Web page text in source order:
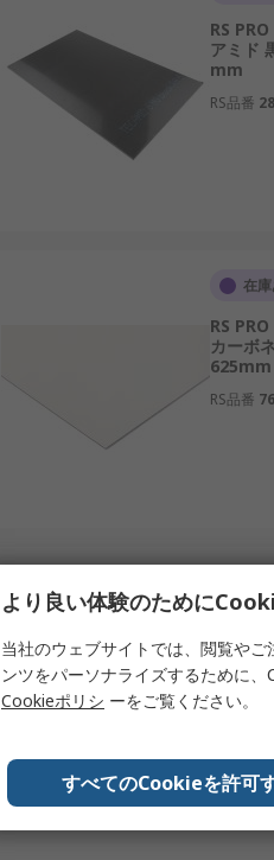
RS
アミド
mm
RS品番
在庫
RS
カーボ
RS品番
RS
度ポリ
x 8 mm
RS品番
より良い体験のために
当社のウェブサイトでは、閲覧や
ンツをパーソナライズするために
Cookieポリシ ーをご覧ください。
すべてのCookieを許可